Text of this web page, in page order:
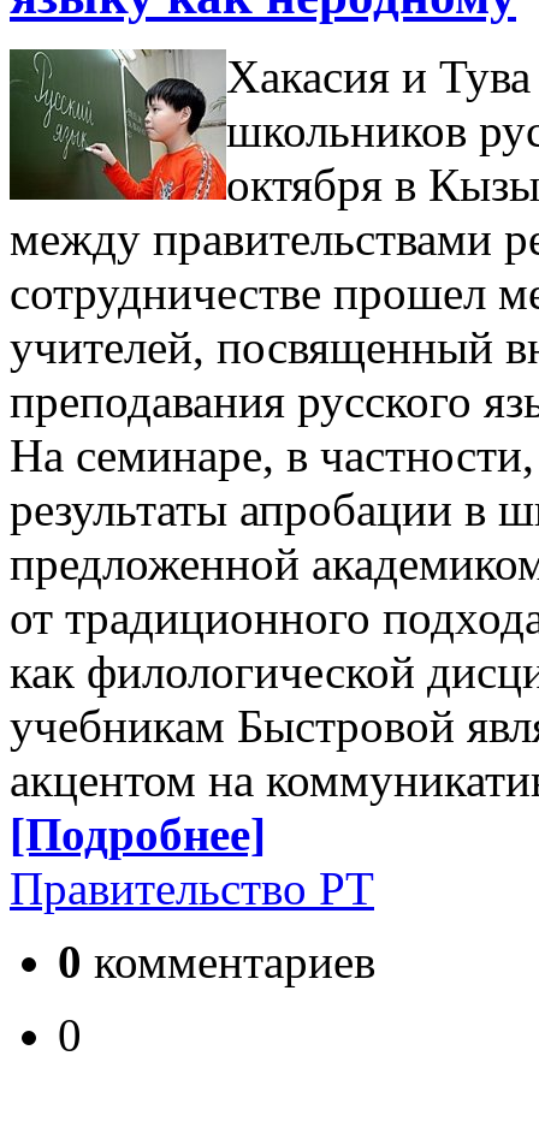
Хакасия и
школьников
октября в
между правительствами
сотрудничестве прошел
учителей, посвященный
преподавания русского
На семинаре, в
результаты апробации в
предложенной
от традиционного
как филологической
учебникам Быстровой
акцентом на
[Подробнее]
Правительство РТ
0 комментариев
0